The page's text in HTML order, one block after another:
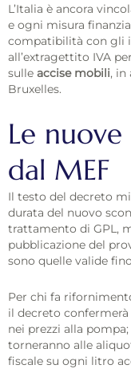
L’Italia è ancora
e ogni misura
compatibilità con gli
all’extragettito IVA
sulle accise mobili, in
Bruxelles.
Le
dal MEF
Il testo del decreto
durata del nuovo
trattamento di GPL,
pubblicazione del
sono quelle valide
Per chi fa
il decreto
nei prezzi alla
torneranno alle
fiscale su ogni litro